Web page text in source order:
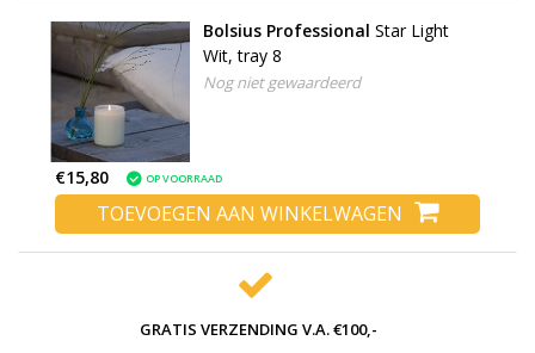
Bolsius Professional Star Light
Wit, tray 8
Nog niet gewaardeerd
€15,80 OP VOORRAAD
TOEVOEGEN AAN WINKELWAGEN
GRATIS VERZENDING V.A. €100,-